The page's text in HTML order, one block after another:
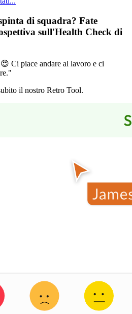
di squadra? Fate
sull'Health Check di
Ci piace andare al lavoro e ci
il nostro Retro Tool.